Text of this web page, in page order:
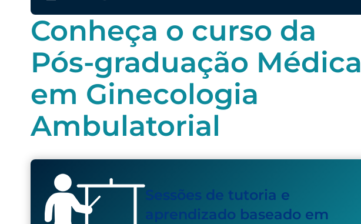
Conheça o curso da
Pós-graduação Médica
em Ginecologia
Ambulatorial
Sessões de tutoria e
aprendizado baseado em